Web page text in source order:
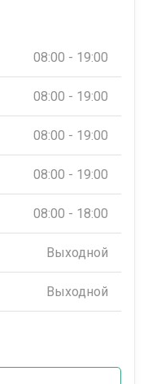
08:00 - 19:00
08:00 - 19:00
08:00 - 19:00
08:00 - 19:00
08:00 - 18:00
Выходной
Выходной